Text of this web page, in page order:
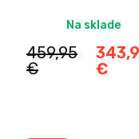
Na sklade
€
459,95
€